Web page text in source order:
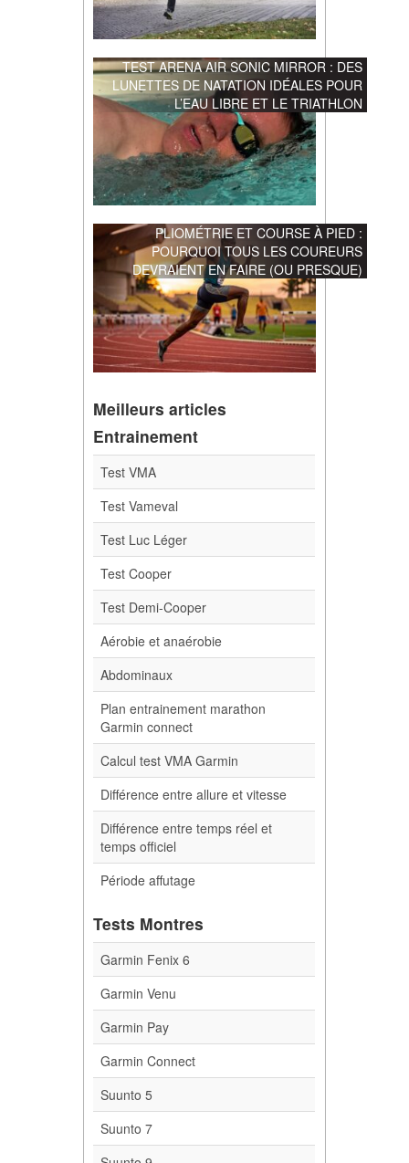
TEST ARENA AIR SONIC MIRROR : DES
LUNETTES DE NATATION IDÉALES POUR
L’EAU LIBRE ET LE TRIATHLON
PLIOMÉTRIE ET COURSE À PIED :
POURQUOI TOUS LES COUREURS
DEVRAIENT EN FAIRE (OU PRESQUE)
Meilleurs articles
Entrainement
Test VMA
Test Vameval
Test Luc Léger
Test Cooper
Test Demi-Cooper
Aérobie et anaérobie
Abdominaux
Plan entrainement marathon
Garmin connect
Calcul test VMA Garmin
Différence entre allure et vitesse
Différence entre temps réel et
temps officiel
Période affutage
Tests Montres
Garmin Fenix 6
Garmin Venu
Garmin Pay
Garmin Connect
Suunto 5
Suunto 7